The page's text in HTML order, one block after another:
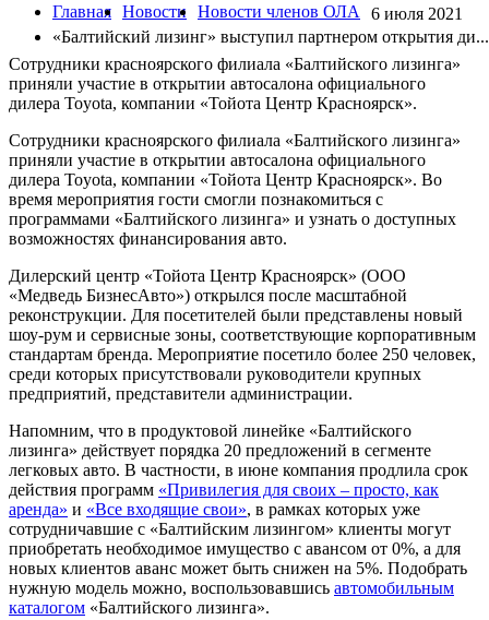
Главная Новости
Новости членов ОЛА
«Балтийский лизинг» выступил партнером открытия ди...
6 июля 2021
Сотрудники красноярского филиала «Балтийского лизинга»
приняли участие в открытии автосалона официального
дилера Toyota, компании «Тойота Центр Красноярск».
Сотрудники красноярского филиала «Балтийского лизинга»
приняли участие в открытии автосалона официального
дилера Toyota, компании «Тойота Центр Красноярск». Во
время мероприятия гости смогли познакомиться с
программами «Балтийского лизинга» и узнать о доступных
возможностях финансирования авто.
Дилерский центр «Тойота Центр Красноярск» (ООО
«Медведь БизнесАвто») открылся после масштабной
реконструкции. Для посетителей были представлены новый
шоу-рум и сервисные зоны, соответствующие корпоративным
стандартам бренда. Мероприятие посетило более 250 человек,
среди которых присутствовали руководители крупных
предприятий, представители администрации.
Напомним, что в продуктовой линейке «Балтийского
лизинга» действует порядка 20 предложений в сегменте
легковых авто. В частности, в июне компания продлила срок
действия программ «Привилегия для своих – просто, как
аренда» и «Все входящие свои», в рамках которых уже
сотрудничавшие с «Балтийским лизингом» клиенты могут
приобретать необходимое имущество с авансом от 0%, а для
новых клиентов аванс может быть снижен на 5%. Подобрать
нужную модель можно, воспользовавшись автомобильным
каталогом «Балтийского лизинга».